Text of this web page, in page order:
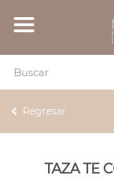
Regresar
TAZA TE